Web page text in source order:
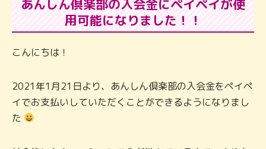
あんしん倶楽部の入会金にペイペイが使
用可能になりました！！
こんにちは！
2021年1月21日より、あんしん倶楽部の入会金をペイペ
イでお支払いしていただくことができるようになりまし
た